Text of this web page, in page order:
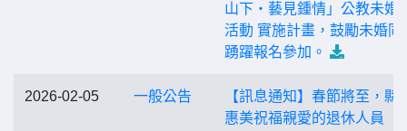
山下・藝見鍾情」公教未婚
活動 實施計畫，鼓勵未婚同
踴躍報名參加。
2026-02-05 一般公告
【訊息通知】春節將至，縣
惠美祝福親愛的退休人員「